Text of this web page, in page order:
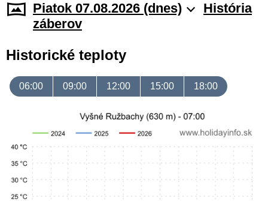
Piatok 07.08.2026 (dnes)
História
záberov
Historické teploty
06:00 09:00 12:00 15:00 18:00